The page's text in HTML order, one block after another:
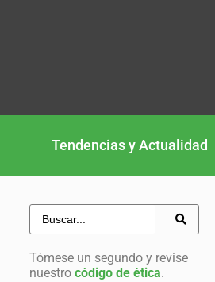
Tendencias y Actualidad
Tómese un segundo y revise
nuestro código de ética.